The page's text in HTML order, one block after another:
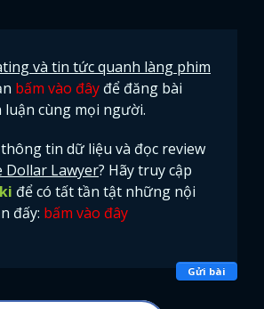
và tin tức quanh làng phim
bấm vào đây để đăng bài
cùng mọi người.
tin dữ liệu và đọc review
Dollar Lawyer? Hãy truy cập
để có tất tần tật những nội
đấy: bấm vào đây
Gửi bài